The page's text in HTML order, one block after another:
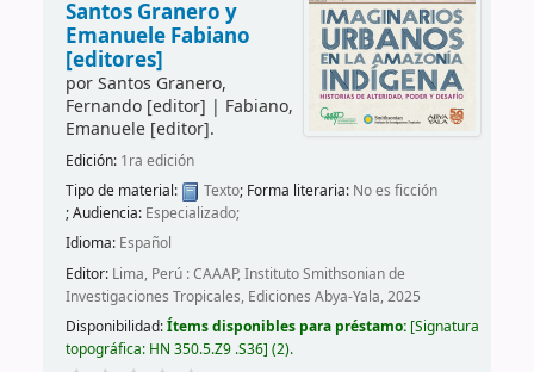
Santos Granero y
Emanuele Fabiano
[editores]
porSantos Granero,
Fernando[editor] | Fabiano,
Emanuele[editor].
Edición: 1ra edición
Tipo de material:
Texto; Forma literaria: No es ficción
; Audiencia: Especializado;
Idioma: Español
Editor: Lima, Perú : CAAAP, Instituto Smithsonian de
Investigaciones Tropicales, Ediciones Abya-Yala, 2025
Disponibilidad:Ítems disponibles para préstamo: Signatura
topográfica: HN 350.5.Z9 .S36 (2).